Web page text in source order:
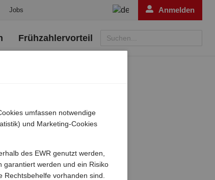
Jobs Anmelden
Frühzahlervorteil Suchen...
umfassen notwendige
und Marketing-Cookies
des EWR genutzt werden,
garantiert werden und ein Risiko
vorhanden sind.